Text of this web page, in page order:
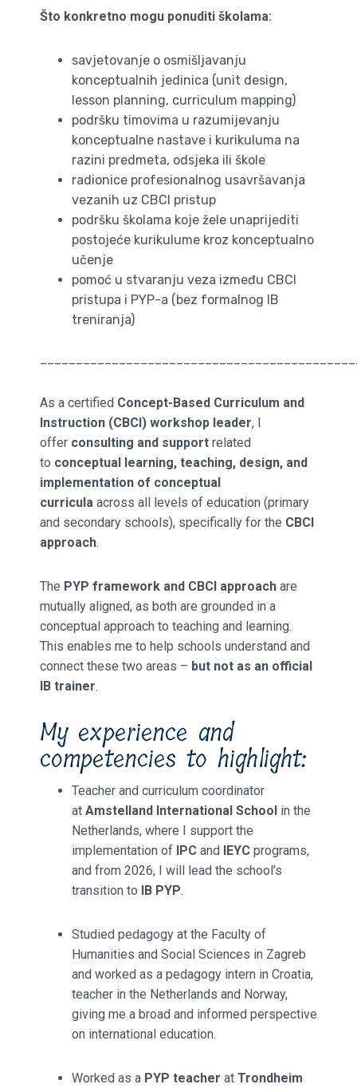
Što konkretno mogu ponuditi školama:
savjetovanje o osmišljavanju
konceptualnih jedinica (unit design,
lesson planning, curriculum mapping)
podršku timovima u razumijevanju
konceptualne nastave i kurikuluma na
razini predmeta, odsjeka ili škole
radionice profesionalnog usavršavanja
vezanih uz CBCI pristup
podršku školama koje žele unaprijediti
postojeće kurikulume kroz konceptualno
učenje
pomoć u stvaranju veza između CBCI
pristupa i PYP-a (bez formalnog IB
treniranja)
As a certified Concept-Based Curriculum and
Instruction (CBCI) workshop leader, I
offer consulting and support related
to conceptual learning, teaching, design, and
implementation of conceptual
curricula across all levels of education (primary
and secondary schools), specifically for the CBCI
approach.
The PYP framework and CBCI approach are
mutually aligned, as both are grounded in a
conceptual approach to teaching and learning.
This enables me to help schools understand and
connect these two areas – but not as an official
IB trainer.
My experience and
competencies to highlight:
Teacher and curriculum coordinator
at Amstelland International School in the
Netherlands, where I support the
implementation of IPC and IEYC programs,
and from 2026, I will lead the school’s
transition to IB PYP.
Studied pedagogy at the Faculty of
Humanities and Social Sciences in Zagreb
and worked as a pedagogy intern in Croatia,
teacher in the Netherlands and Norway,
giving me a broad and informed perspective
on international education.
Worked as a PYP teacher at Trondheim